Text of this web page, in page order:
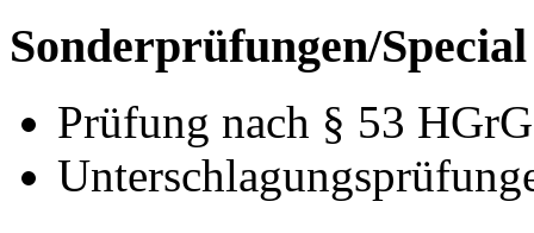
Sonderprüfungen/
Prüfung nach § 53 HGrG